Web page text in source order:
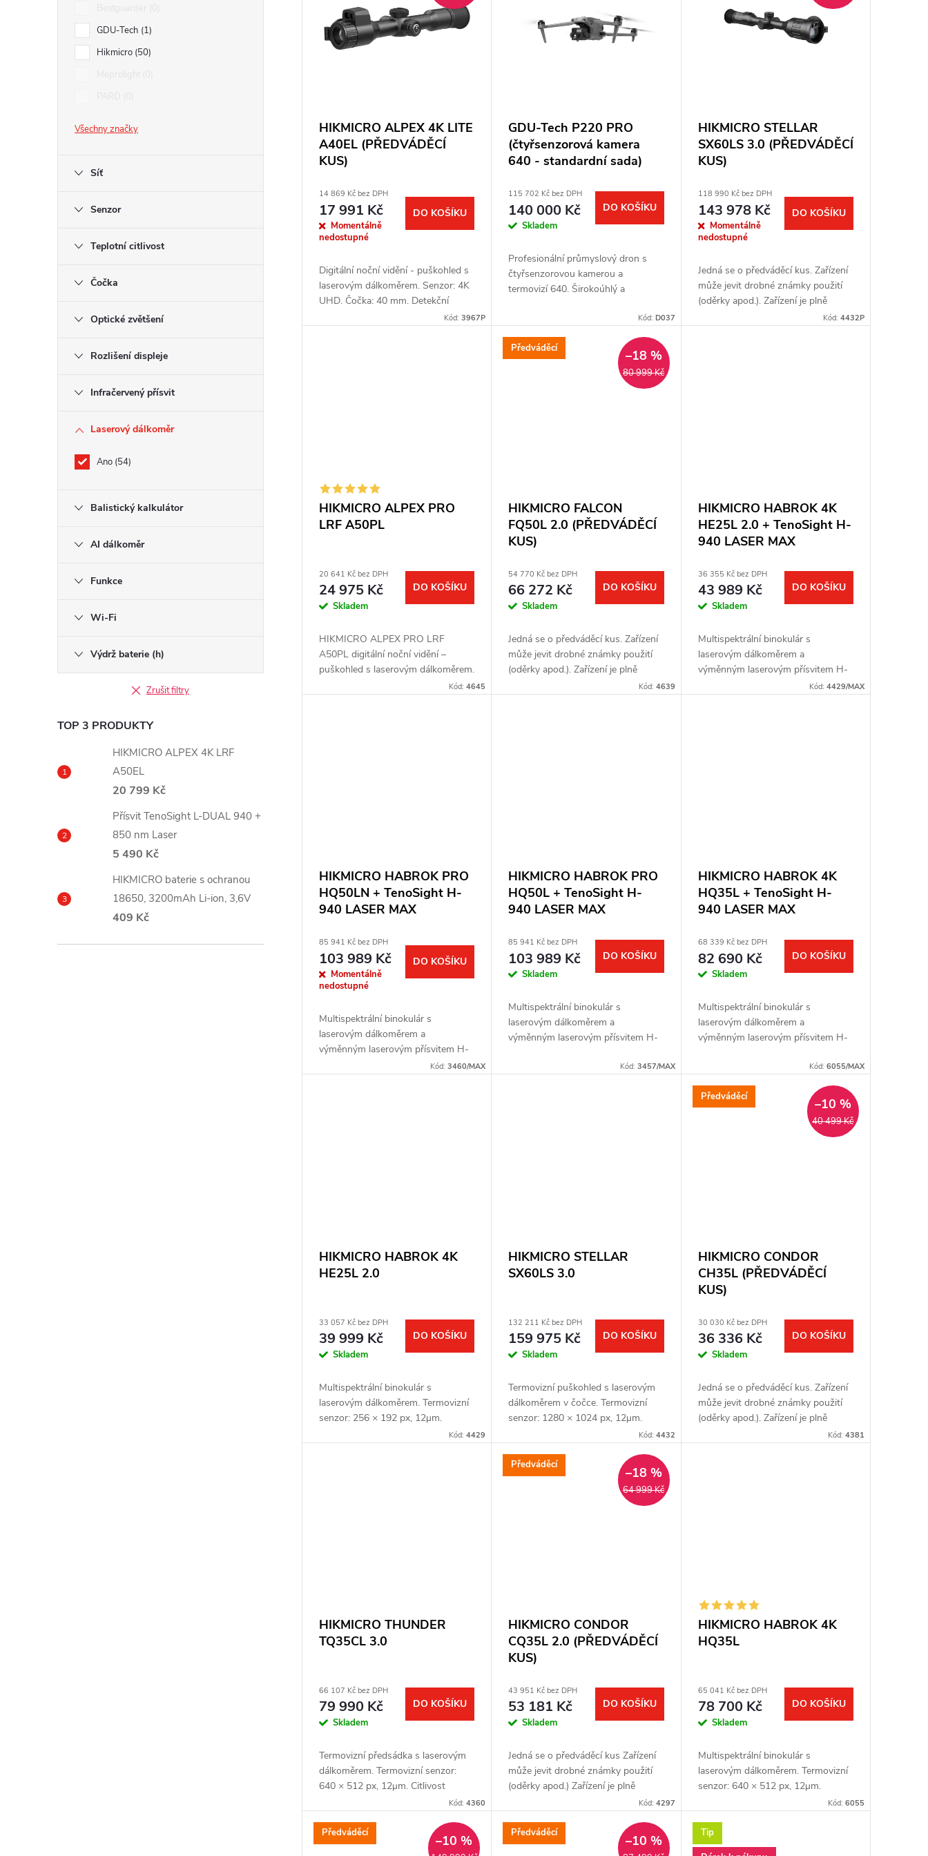
GDU-Tech 1
Hikmicro 50
Všechny značky
Síť
Senzor
Teplotní citlivost
Čočka
Optické zvětšení
Rozlišení displeje
Infračervený přísvit
Laserový dálkoměr
Ano 54
Balistický kalkulátor
AI dálkoměr
Funkce
Wi-Fi
Výdrž baterie (h)
Zrušit filtry
TOP 3 PRODUKTY
HIKMICRO ALPEX 4K LRF
A50EL
20 799 Kč
Přísvit TenoSight L-DUAL 940 +
850 nm Laser
5 490 Kč
HIKMICRO baterie s ochranou
18650, 3200mAh Li-ion, 3,6V
409 Kč
ů
HIKMICRO ALPEX 4K LITE
A40EL (PŘEDVÁDĚCÍ
KUS)
14 869 Kč bez DPH
17 991 Kč
Momentálně
nedostupné
DO KOŠÍKU
Digitální noční vidění - puškohled s
laserovým dálkoměrem. Senzor: 4K
UHD. Čočka: 40 mm. Detekční
vzdálenost: až 250 m. OptickéKód:3967P
GDU-Tech P220 PRO
(čtyřsenzorová kamera
640 - standardní sada)
115 702 Kč bez DPH
140 000 Kč
Skladem
DO KOŠÍKU
Profesionální průmyslový dron s
čtyřsenzorovou kamerou a
termovizí 640. Širokoúhlý a
160× hybridní zoom, termovize 640
× 512 px a laserový...
Kód: D037
HIKMICRO STELLAR
SX60LS 3.0 (PŘEDVÁDĚCÍ
KUS)
118 990 Kč bez DPH
143 978 Kč
Momentálně
nedostupné
DO KOŠÍKU
Jedná se o předváděcí kus. Zařízení
může jevit drobné známky použití
(oděrky apod.). Zařízení je plně
funkční. Kompletní balení. PlnáKód: 4432P
HIKMICRO ALPEX PRO
LRF A50PL
20 641 Kč bez DPH
24 975 Kč
Skladem
DO KOŠÍKU
HIKMICRO ALPEX PRO LRF
A50PL digitální noční vidění –
puškohled s laserovým dálkoměrem.
Senzor: 4512 × 2512 px (12 MP).
Kód:4645
Předváděcí
80 999 Kč
–18 %
HIKMICRO FALCON
FQ50L 2.0 (PŘEDVÁDĚCÍ
KUS)
54 770 Kč bez DPH
66 272 Kč
Skladem
DO KOŠÍKU
Jedná se o předváděcí kus. Zařízení
může jevit drobné známky použití
(oděrky apod.). Zařízení je plně
funkční. Kompletní balení. PlnáKód: 4639
HIKMICRO HABROK 4K
HE25L 2.0 + TenoSight H-
940 LASER MAX
36 355 Kč bez DPH
43 989 Kč
Skladem
DO KOŠÍKU
Multispektrální binokulár s
laserovým dálkoměrem a
výměnným laserovým přísvitem H-
940 LASER MAX. Termovizní
Kód: 4429/MAX
HIKMICRO HABROK PRO
HQ50LN + TenoSight H-
940 LASER MAX
85 941 Kč bez DPH
103 989 Kč
Momentálně
nedostupné
DO KOŠÍKU
Multispektrální binokulár s
laserovým dálkoměrem a
výměnným laserovým přísvitem H-
940 LASER MAX. Termovizní
Kód:3460/MAX
HIKMICRO HABROK PRO
HQ50L + TenoSight H-
940 LASER MAX
85 941 Kč bez DPH
103 989 Kč
Skladem
DO KOŠÍKU
Multispektrální binokulár s
laserovým dálkoměrem a
výměnným laserovým přísvitem H-
senzor: 640 × 512 px, 12μm.
Kód: 3457/MAX
HIKMICRO HABROK 4K
HQ35L + TenoSight H-
940 LASER MAX
68 339 Kč bez DPH
82 690 Kč
Skladem
DO KOŠÍKU
Multispektrální binokulár s
laserovým dálkoměrem a
výměnným laserovým přísvitem H-
senzor: 640 × 512 px, 12μm.
Citlivost termovizního senzoru: <
20...
Kód: 6055/MAX
HIKMICRO HABROK 4K
HE25L 2.0
33 057 Kč bez DPH
39 999 Kč
Skladem
DO KOŠÍKU
Multispektrální binokulár s
laserovým dálkoměrem. Termovizní
senzor: 256 × 192 px, 12μm.
Citlivost termovizního senzoru: < 18
Kód:4429
HIKMICRO STELLAR
SX60LS 3.0
132 211 Kč bez DPH
159 975 Kč
Skladem
DO KOŠÍKU
Termovizní puškohled s laserovým
dálkoměrem v čočce. Termovizní
senzor: 1280 × 1024 px, 12μm.
Citlivost termovizního senzoru: ≤ 15
vzdálenost:...
Kód: 4432
Předváděcí
40 499 Kč
–10 %
HIKMICRO CONDOR
CH35L (PŘEDVÁDĚCÍ
KUS)
30 030 Kč bez DPH
36 336 Kč
Skladem
DO KOŠÍKU
Jedná se o předváděcí kus. Zařízení
může jevit drobné známky použití
(oděrky apod.). Zařízení je plně
funkční. Kompletní balení. PlnáKód: 4381
HIKMICRO THUNDER
TQ35CL 3.0
66 107 Kč bez DPH
79 990 Kč
Skladem
DO KOŠÍKU
Termovizní předsádka s laserovým
dálkoměrem. Termovizní senzor:
640 × 512 px, 12μm. Citlivost
vzdálenost: 1800 m....
Kód:4360
Předváděcí
64 999 Kč
–18 %
HIKMICRO CONDOR
CQ35L 2.0 (PŘEDVÁDĚCÍ
KUS)
43 951 Kč bez DPH
53 181 Kč
Skladem
DO KOŠÍKU
Jedná se o předváděcí kus Zařízení
může jevit drobné známky použití
(oděrky apod.) Zařízení je plně
monokulár s...
Kód: 4297
HIKMICRO HABROK 4K
HQ35L
65 041 Kč bez DPH
78 700 Kč
Skladem
DO KOŠÍKU
Multispektrální binokulár s
laserovým dálkoměrem. Termovizní
senzor: 640 × 512 px, 12μm.
Citlivost termovizního senzoru: < 20
3840 × 2160...
Kód: 6055
Předváděcí –10 % Předváděcí –10 %
Tip